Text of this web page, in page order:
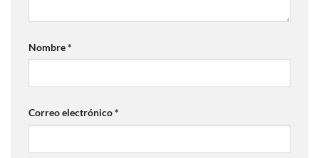
Nombre*
Correo electrónico*